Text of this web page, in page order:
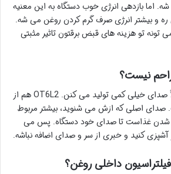
اما بازدهی انرژی خوب دستگاه به این معنیه
و بیشتر انرژی صرف گرم کردن روغن می شه.
تونه تو هزینه های قبض برقتون تاثیر مثبتی
نیست؟
سرخ کن های برقی معمولاً صدای خیلی کمی تولید می کنن. OT6L2 هم از
صدای اصلی که ازش می شنوید، بیشتر مربوط
غذاست تا صدای خود دستگاه. پس می
آشپزی کنید و خبری از سر و صدای اضافه نباشه.
داخلی روغن؟